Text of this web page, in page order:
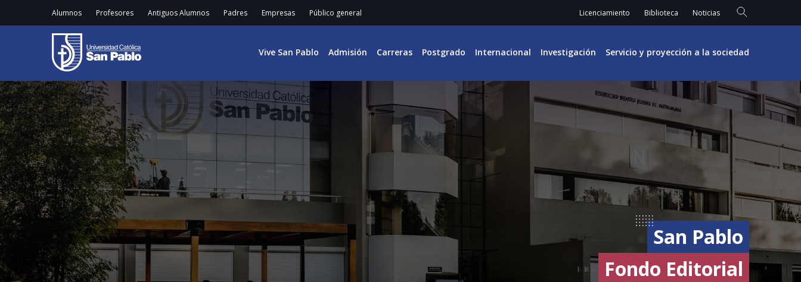
Alumnos Profesores Antiguos Alumnos Padres Empresas Público general Licenciamiento Biblioteca Noticias
Vive San Pablo Admisión Carreras Postgrado Internacional Investigación Servicio y proyección a la sociedad
San Pablo
Fondo Editorial